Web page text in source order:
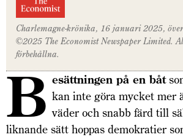
Charlemagne-krönika, 16 januari 2025,
©2025 The EconomistNewspaper Limited.
förbehållna.
B esättningen på en båt
kan inte göra mycket mer
väder och snabb färd till
liknande sätt hoppas demokratier